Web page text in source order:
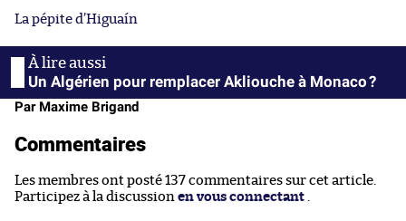
La pépite d’Higuaín
Un Algérien pour remplacer Akliouche à Monaco ?
Par Maxime Brigand
Commentaires
Les membres ont posté 137 commentaires sur cet article.
Participez à la discussion en vous connectant